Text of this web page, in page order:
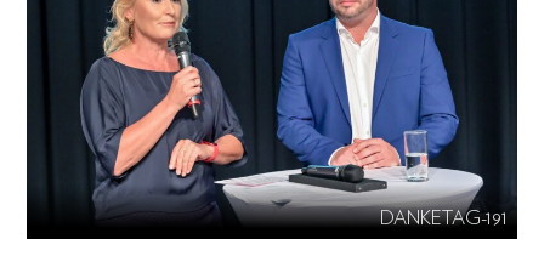
DANKETAG-191